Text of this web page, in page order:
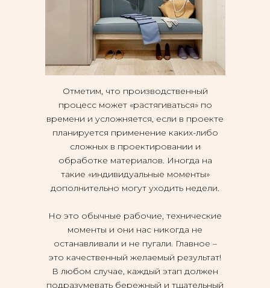
Отметим, что производственный
процесс может «растягиваться» по
времени и усложняется, если в проекте
планируется применение каких-либо
сложных в проектировании и
обработке материалов. Иногда на
такие «индивидуальные моменты»
дополнительно могут уходить недели.
Но это обычные рабочие, технические
моменты и они нас никогда не
останавливали и не пугали. Главное –
это качественный желаемый результат!
В любом случае, каждый этап должен
подразумевать бережный и тщательный